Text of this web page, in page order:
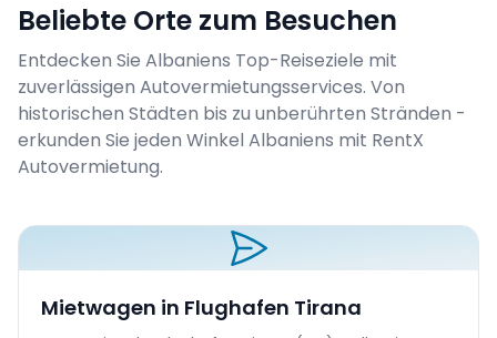
Beliebte Orte zum Besuchen
Entdecken Sie Albaniens Top-Reiseziele mit
zuverlässigen Autovermietungsservices. Von
historischen Städten bis zu unberührten Stränden -
erkunden Sie jeden Winkel Albaniens mit RentX
Autovermietung.
Mietwagen in Flughafen Tirana